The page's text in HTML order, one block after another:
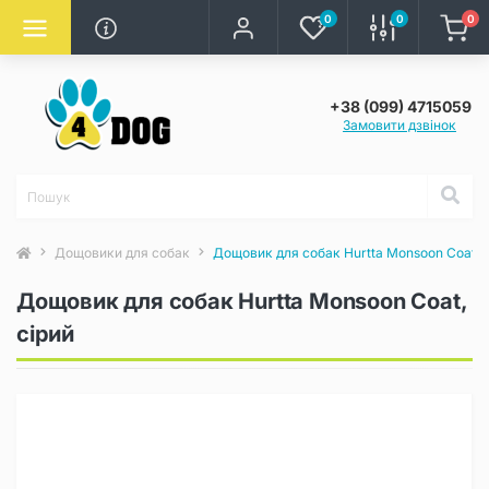
0 0 0
+38 (099) 4715059
Замовити дзвінок
Дощовики для собак Дощовик для собак Hurtta Monsoon Coat,
Дощовик для собак Hurtta Monsoon Coat,
сірий